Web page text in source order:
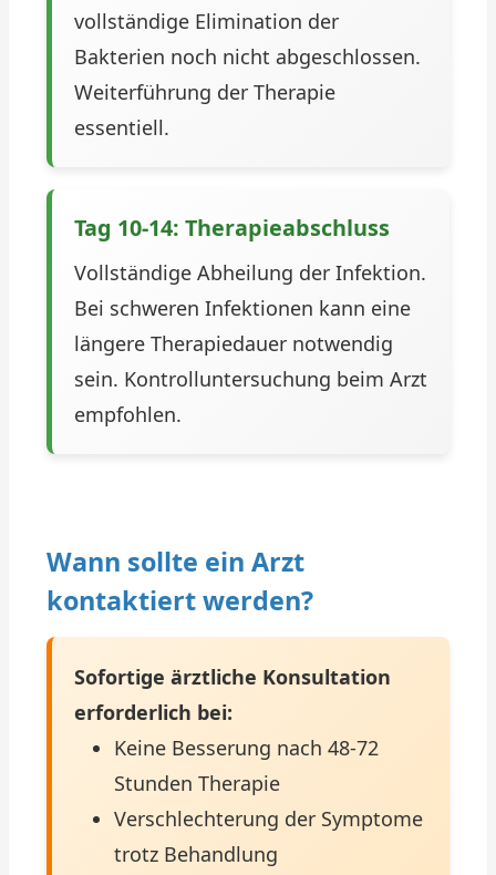
vollständige Elimination der
Bakterien noch nicht abgeschlossen.
Weiterführung der Therapie
essentiell.
Tag 10-14: Therapieabschluss
Vollständige Abheilung der Infektion.
Bei schweren Infektionen kann eine
längere Therapiedauer notwendig
sein. Kontrolluntersuchung beim Arzt
empfohlen.
Wann sollte ein Arzt
kontaktiert werden?
Sofortige ärztliche Konsultation
erforderlich bei:
Keine Besserung nach 48-72
Stunden Therapie
Verschlechterung der Symptome
trotz Behandlung